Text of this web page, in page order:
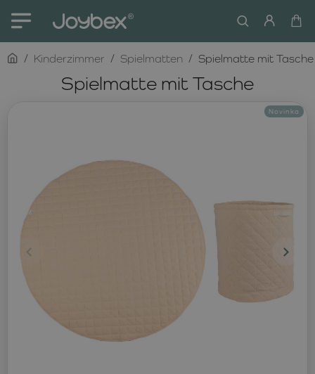
Spielmatte mit Tasche
homeKinderzimmer Spielmatten Spielmatte mit Tasche
Novinka